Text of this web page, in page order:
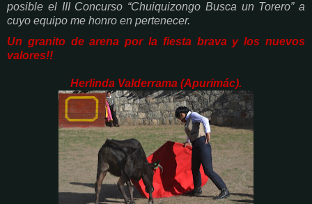
posible el III Concurso “Chuiquizongo Busca un Torero” a
cuyo equipo me honro en pertenecer.
Un granito de arena por la fiesta brava y los nuevos
valores!!
Herlinda Valderrama (Apurimác).